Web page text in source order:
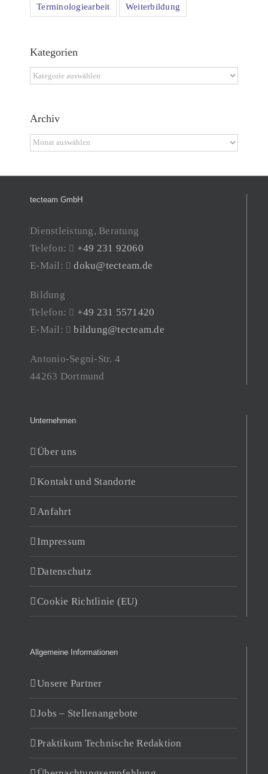
Terminologiearbeit Weiterbildung
Kategorien
Kategorien
Archiv
Archiv
tecteam GmbH
Dienstleistung, Beratung
Telefon:
+49 231 92060
E-Mail:
doku@tecteam.de
Bildung
Telefon:
+49 231 5571420
E-Mail:
bildung@tecteam.de
Antonio-Segni-Str. 4
44263 Dortmund
Unternehmen
Über uns
Kontakt und Standorte
Anfahrt
Impressum
Datenschutz
Cookie Richtlinie (EU)
Allgemeine Informationen
Unsere Partner
Jobs – Stellenangebote
Praktikum Technische Redaktion